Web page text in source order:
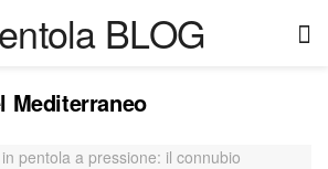
Mediterraneo